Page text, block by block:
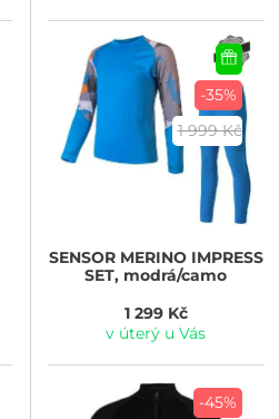
-35%
1 999 Kč
SENSORMERINO IMPRESS
SET, modrá/camo
1 299 Kč
v úterý u Vás
-45%